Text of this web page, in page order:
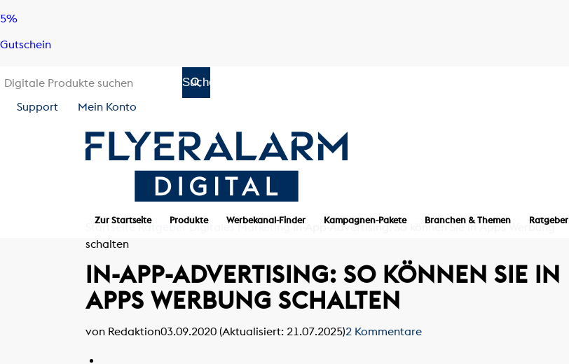
Skip
content
Skip
navigation
5%
Gutschein
Support Mein Konto
Zur Startseite Produkte Werbekanal-Finder Kampagnen-Pakete Branchen & Themen Ratgeber
Startseite Ratgeber Digitales Marketing In-App-Advertising: So können Sie in Apps Werbung
schalten
IN-APP-ADVERTISING: SO KÖNNEN SIE IN
APPS WERBUNG SCHALTEN
von Redaktion03.09.2020 (Aktualisiert: 21.07.2025)2 Kommentare